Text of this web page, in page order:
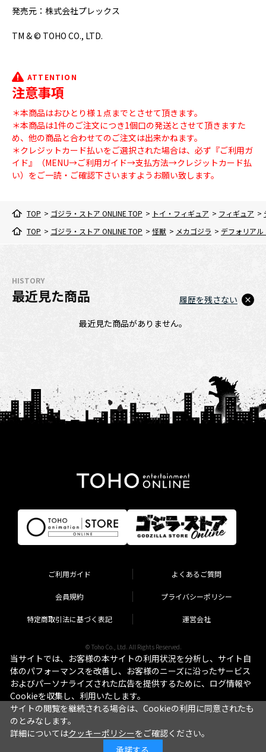
発売元：株式会社プレックス
TM & © TOHO CO., LTD.
ATTENTION
注意事項
＊本商品はおひとり様１点までとさせて頂きます。
＊本商品は1件のご注文につき1個口の発送とさせて頂きますた
め、他の商品と合わせてのご注文は出来かねます。
＊クレジットカード払いをご選択された場合は、必ず『ご利用ガ
イド』（MENU→ご利用ガイド→支払方法→クレジットカード払
い）をご一読・ご確認下さいますようお願い致します。
TOP > ゴジラ・ストア ONLINE TOP > トイ・フィギュア > フィギュア >
TOP > ゴジラ・ストア ONLINE TOP > 怪獣 > メカゴジラ > デフォリア
HISTORY
最近見た商品
最近見た商品がありません。
履歴を残さない
ご利用ガイド よくあるご質問
会員規約 プライバシーポリシー
特定商取引法に基づく表記 運営会社
© Toho Co., Ltd. All Rights Reserved.
当サイトでは、お客様の本サイトの利用状況を分析し、サイト自
体のパフォーマンスを改善し、お客様のニーズに沿ったサービス
およびパーソナライズされた広告を提供するために、ログ情報や
Cookieを収集し、利用いたします。
サイトの閲覧を継続される場合は、Cookieの利用に同意されたも
のとみなします。
詳細についてはクッキーポリシーをご確認ください。